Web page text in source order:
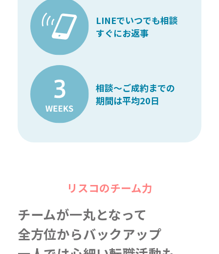
LINEでいつでも相談
すぐにお返事
相談〜ご成約までの
期間は平均20日
リスコのチーム力
チームが一丸となって
全方位からバックアップ